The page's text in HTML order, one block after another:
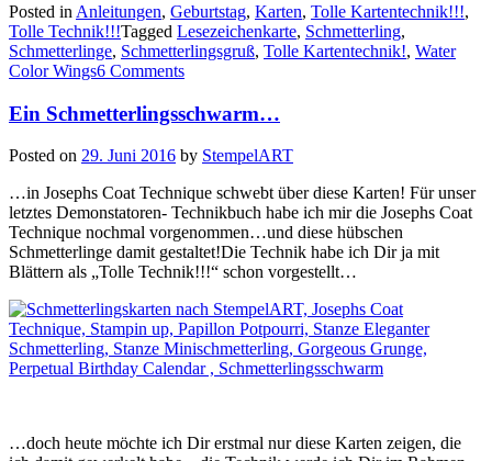
–
Posted in Anleitungen, Geburtstag, Karten, Tolle Kartentechnik!!!,
Tolle Technik!!!Tagged Lesezeichenkarte, Schmetterling,
Schmetterlinge, Schmetterlingsgruß, Tolle Kartentechnik!, Water
Color Wings6 Comments
Ein Schmetterlingsschwarm…
Posted on 29. Juni 2016 by StempelART
…in Josephs Coat Technique schwebt über diese Karten! Für unser
letztes Demonstatoren- Technikbuch habe ich mir die Josephs Coat
Technique nochmal vorgenommen…und diese hübschen
Schmetterlinge damit gestaltet!Die Technik habe ich Dir ja mit
Blättern als „Tolle Technik!!!“ schon vorgestellt…
…doch heute möchte ich Dir erstmal nur diese Karten zeigen, die